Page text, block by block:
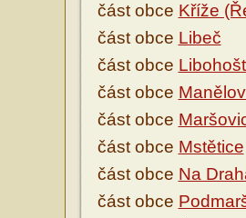
část obce Kříže
část obce Libeč
část obce
část obce
část obce
část obce Mstětice
část obce Na
část obce